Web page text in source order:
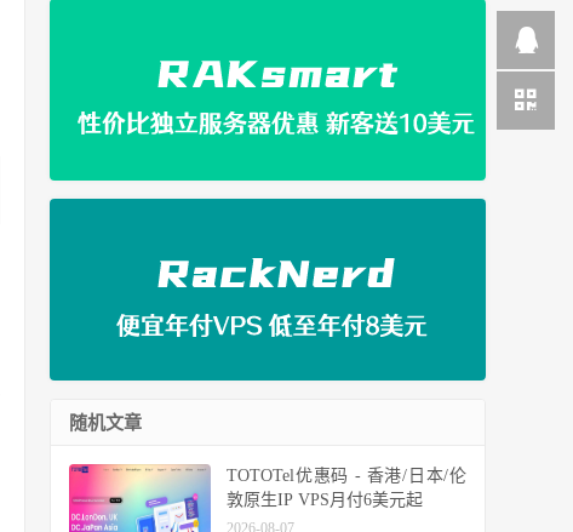
随机文章
TOTOTel优惠码 - 香港/日本/伦
敦原生IP VPS月付6美元起
2026-08-07